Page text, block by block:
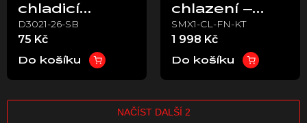
chladicí
hadice –
Stark VARG
D3021-26-SB
75 Kč
Do košíku
chlazení –
Stark VARG
(kompletní
sestava)
SMX1-CL-FN-KT
1 998 Kč
Do košíku
NAČÍST DALŠÍ 2